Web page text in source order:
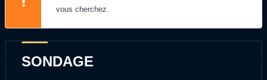
vous cherchez.
SONDAGE